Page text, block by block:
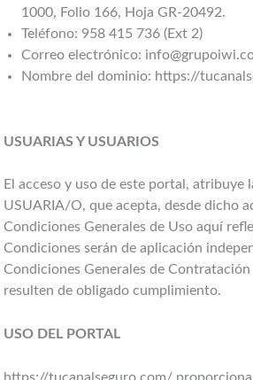
1000, Folio 166, Hoja GR-20492.
Teléfono: 958 415 736 (Ext 2)
Correo electrónico:
Nombre del dominio: https://
USUARIAS Y USUARIOS
El acceso y uso de este portal, atribuye
USUARIA/O, que acepta, desde dicho
Condiciones Generales de Uso aquí
Condiciones serán de aplicación
Condiciones Generales de Contratación
resulten de obligado cumplimiento.
USO DEL PORTAL